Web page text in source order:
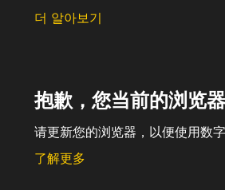
더 알아보기
抱歉，您当前的浏览
请更新您的浏览器，以便使用数
了解更多